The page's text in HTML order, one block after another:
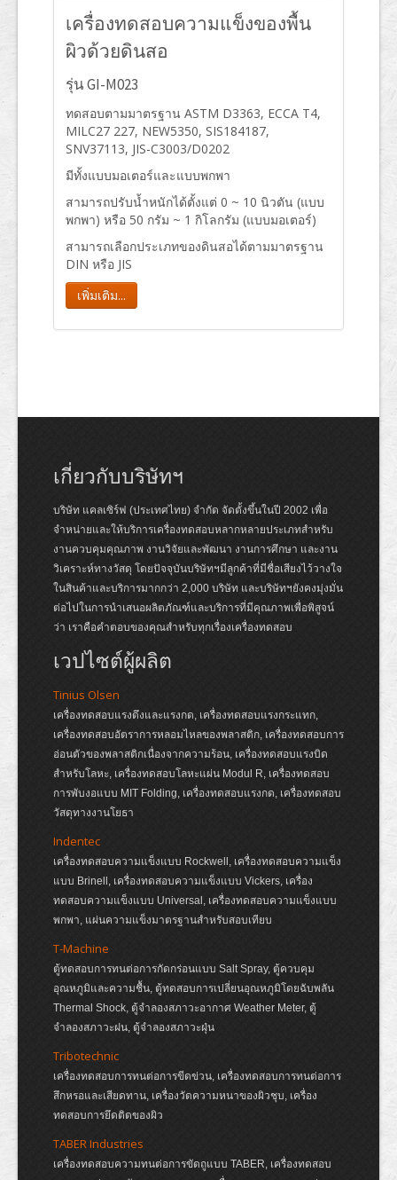
เครื่องทดสอบความแข็งของพื้น
ผิวด้วยดินสอ
รุ่น GI-M023
ทดสอบตามมาตรฐาน ASTM D3363, ECCA T4,
MILC27 227, NEW5350, SIS184187,
SNV37113, JIS-C3003/D0202
มีทั้งแบบมอเตอร์และแบบพกพา
สามารถปรับน้ำหนักได้ตั้งแต่ 0 ~ 10 นิวตัน (แบบ
พกพา) หรือ 50 กรัม ~ 1 กิโลกรัม (แบบมอเตอร์)
สามารถเลือกประเภทของดินสอได้ตามมาตรฐาน
DIN หรือ JIS
เพิ่มเติม...
เกี่ยวกับบริษัทฯ
บริษัท แคลเซิร์ฟ (ประเทศไทย) จำกัด จัดตั้งขึ้นในปี 2002 เพื่อ
จำหน่ายและให้บริการเครื่องทดสอบหลากหลายประเภทสำหรับ
งานควบคุมคุณภาพ งานวิจัยและพัฒนา งานการศึกษา และงาน
วิเคราะห์ทางวัสดุ โดยปัจจุบันบริษัทฯมีลูกค้าที่มีชื่อเสียงไว้วางใจ
ในสินค้าและบริการมากกว่า 2,000 บริษัท และบริษัทฯยังคงมุ่งมั่น
ต่อไปในการนำเสนอผลิตภัณฑ์และบริการที่มีคุณภาพเพื่อพิสูจน์
ว่า เราคือคำตอบของคุณสำหรับทุกเรื่องเครื่องทดสอบ
เวปไซต์ผู้ผลิต
Tinius Olsen
เครื่องทดสอบแรงดึงและแรงกด, เครื่องทดสอบแรงกระแทก,
เครื่องทดสอบอัตราการหลอมไหลของพลาสติก, เครื่องทดสอบการ
อ่อนตัวของพลาสติกเนื่องจากความร้อน, เครื่องทดสอบแรงบิด
สำหรับโลหะ, เครื่องทดสอบโลหะแผ่น Modul R, เครื่องทดสอบ
การพับงอแบบ MIT Folding, เครื่องทดสอบแรงกด, เครื่องทดสอบ
วัสดุทางงานโยธา
Indentec
เครื่องทดสอบความแข็งแบบ Rockwell, เครื่องทดสอบความแข็ง
แบบ Brinell, เครื่องทดสอบความแข็งแบบ Vickers, เครื่อง
ทดสอบความแข็งแบบ Universal, เครื่องทดสอบความแข็งแบบ
พกพา, แผ่นความแข็งมาตรฐานสำหรับสอบเทียบ
T-Machine
ตู้ทดสอบการทนต่อการกัดกร่อนแบบ Salt Spray, ตู้ควบคุม
อุณหภูมิและความชื้น, ตู้ทดสอบการเปลี่ยนอุณหภูมิโดยฉับพลัน
Thermal Shock, ตู้จำลองสภาวะอากาศ Weather Meter, ตู้
จำลองสภาวะฝน, ตู้จำลองสภาวะฝุ่น
Tribotechnic
เครื่องทดสอบการทนต่อการขีดข่วน, เครื่องทดสอบการทนต่อการ
สึกหรอและเสียดทาน, เครื่องวัดความหนาของผิวชุบ, เครื่อง
ทดสอบการยึดติดของผิว
TABER Industries
เครื่องทดสอบความทนต่อการขัดถูแบบ TABER, เครื่องทดสอบ